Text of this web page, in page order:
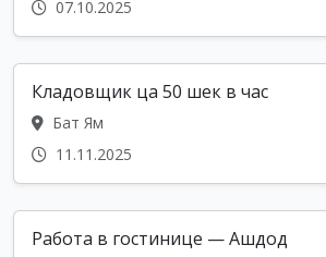
07.10.2025
Кладовщик ца 50 шек в час
Бат Ям
11.11.2025
Работа в гостинице — Ашдод